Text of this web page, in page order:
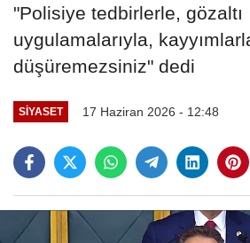
"Polisiye tedbirlerle, gözaltı
uygulamalarıyla,
düşüremezsiniz" dedi
SIYASET 17 Haziran 2026 - 12:48